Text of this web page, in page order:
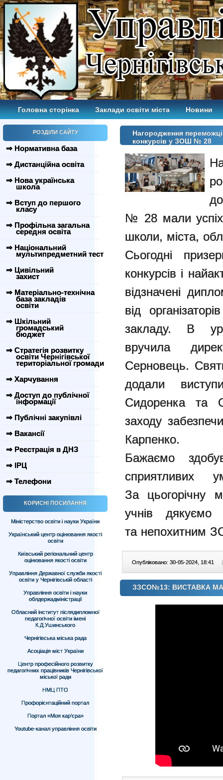
Головна сторінка Заклади освіти міста Новини
РОЗДІЛИ САЙТУ
⇒ Нормативна база
⇒ Дистанційна освіта
⇒ Нова українська
школа
⇒ Вступ до першого
класу
⇒ Профільна загальна
середня освіта
⇒ Національний
мультипредметний тест
⇒ Цивільний
захист
⇒ Матеріально-технічна
база закладів
освіти
⇒ Шкільний
громадський
бюджет
⇒ Стратегія розвитку
освіти Чернігівської
територіальної громади
⇒ Харчування
⇒ Доступ до публічної
інформації
⇒ Публічні закупівлі
⇒ Вакансії
⇒ Реєстрація в ДНЗ
⇒ ІРЦ
⇒ Телефони
КОРИСНІ ПОСИЛАННЯ
Міністерство освіти і науки України
Український центр оцінювання якості
освіти
Київський регіональний центр
оцінювання якості освіти
Управління Державної служби якості
освіти у Чернігівській області
Управління освіти і науки
облдержадміністрації
Обласний інститут післядипломної
педагогічної освіти імені
К.Д.Ушинського
Чернігівська міська рада
Асоціація міст України
Центр професійного розвитку
педагогічних працівників Чернігівської
міської ради
НМЦ ПТО
Профорієнтаційний портал
Портал «Моя кар’єра»
Youtube-канал управління освіти
Нагородження
конкурсів у ЗОШ № 28
№ 28 мали успіх
школи, міста,
Сьогодні
конкурсів і
відзначені
від
закладу. В
вручила
Серновець.
додали
Сидоренка та
заходу
Карпенко.
Бажаємо
сприятливих
За цьогорічну
учнів дякуємо
та непохитним
Опубліковано: 30-05-2024, 18:41 |
ЗЗСО№13: ВИСТАВКА